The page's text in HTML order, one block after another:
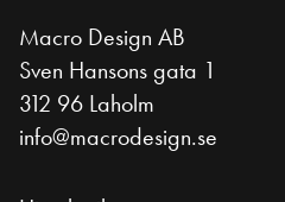
Macro Design AB
Sven Hansons gata 1
312 96 Laholm
info@macrodesign.se